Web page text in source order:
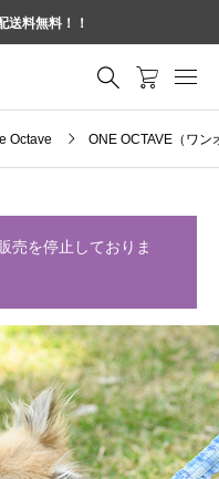
送料無料！！
Octave ONE OCTAVE（ワ
売を停止しておりま